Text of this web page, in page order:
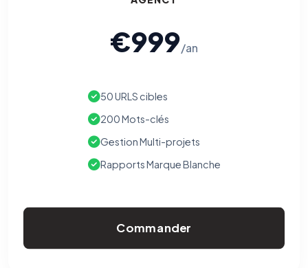
€999/an
50 URLS cibles
200 Mots-clés
Gestion Multi-projets
Rapports Marque Blanche
Commander